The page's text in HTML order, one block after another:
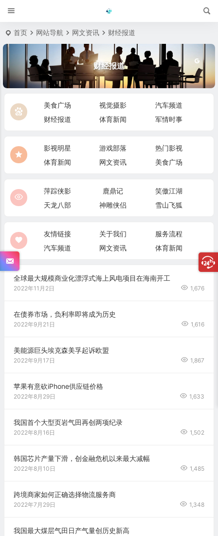
首页 网站导航 网文资讯 财经报道
财经报道
美食广场 视觉摄影
汽车频道
财经报道
体育新闻 军情时事
影视明星 游戏部落
热门影视
体育新闻
网文资讯 美食广场
萍踪侠影 鹿鼎记
笑傲江湖
天龙八部
神雕侠侣 雪山飞狐
友情链接 关于我们
服务流程
汽车频道
网文资讯 体育新闻
全球最大规模商业化漂浮式海上风电项目在海南开工
2022年11月2日 1,676
在债券市场，负利率即将成为历史
2022年9月21日 1,616
美能源巨头埃克森美孚起诉欧盟
2022年9月17日 1,867
苹果有意砍iPhone供应链价格
2022年8月29日 1,633
我国首个大型页岩气田再创两项纪录
2022年8月16日 1,502
韩国芯片产量下滑，创金融危机以来最大减幅
2022年8月10日 1,485
跨境商家如何正确选择物流服务商
2022年7月29日 1,348
我国最大煤层气田日产气量创历史新高